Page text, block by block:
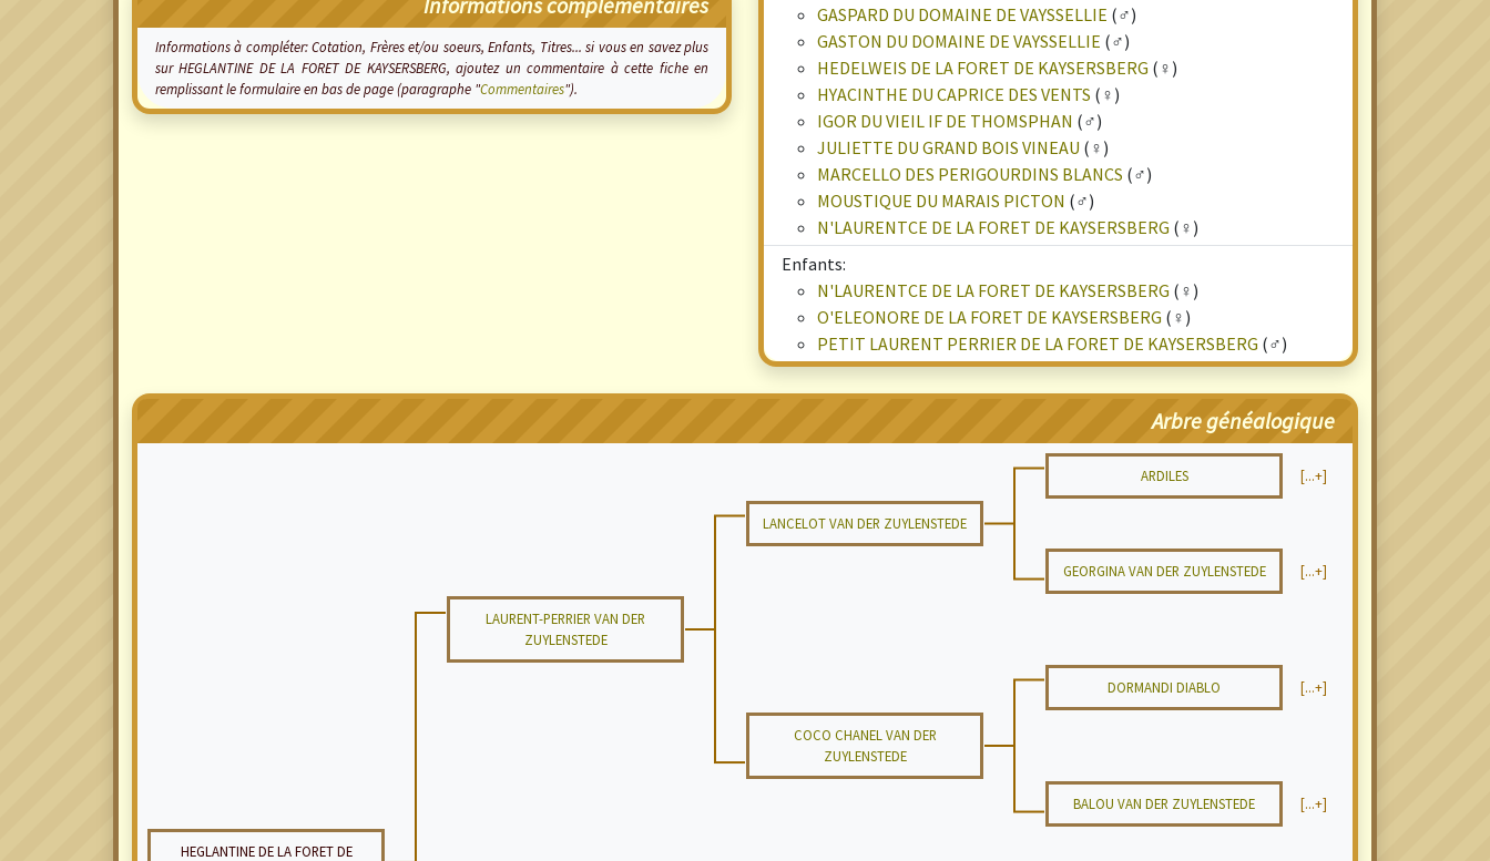
Informations à compléter: Cotation, Frères et/ou soeurs, Enfants, Titres... si vous en savez plus
sur HEGLANTINE DE LA FORET DE KAYSERSBERG, ajoutez un commentaire à cette fiche en
remplissant le formulaire en bas de page (paragraphe "Commentaires").
GASPARD DU DOMAINE DE VAYSSELLIE (♂)
GASTON DU DOMAINE DE VAYSSELLIE (♂)
HEDELWEIS DE LA FORET DE KAYSERSBERG (♀)
HYACINTHE DU CAPRICE DES VENTS (♀)
IGOR DU VIEIL IF DE THOMSPHAN (♂)
JULIETTE DU GRAND BOIS VINEAU (♀)
MARCELLO DES PERIGOURDINS BLANCS (♂)
MOUSTIQUE DU MARAIS PICTON (♂)
N'LAURENTCE DE LA FORET DE KAYSERSBERG (♀)
Enfants:
N'LAURENTCE DE LA FORET DE KAYSERSBERG (♀)
O'ELEONORE DE LA FORET DE KAYSERSBERG (♀)
PETIT LAURENT PERRIER DE LA FORET DE KAYSERSBERG (♂)
Arbre généalogique
ARDILES [...+]
LANCELOT VAN DER ZUYLENSTEDE
GEORGINA VAN DER ZUYLENSTEDE [...+]
LAURENT-PERRIER VAN DER
ZUYLENSTEDE
DORMANDI DIABLO [...+]
COCO CHANEL VAN DER
ZUYLENSTEDE
BALOU VAN DER ZUYLENSTEDE [...+]
HEGLANTINE DE LA FORET DE